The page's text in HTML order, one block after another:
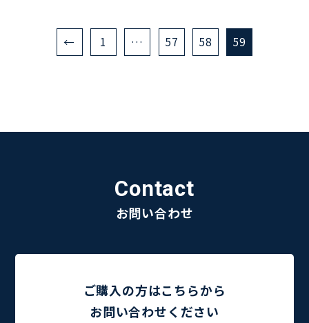
← 1 … 57 58 59
Contact
お問い合わせ
ご購入の方はこちらから
お問い合わせください